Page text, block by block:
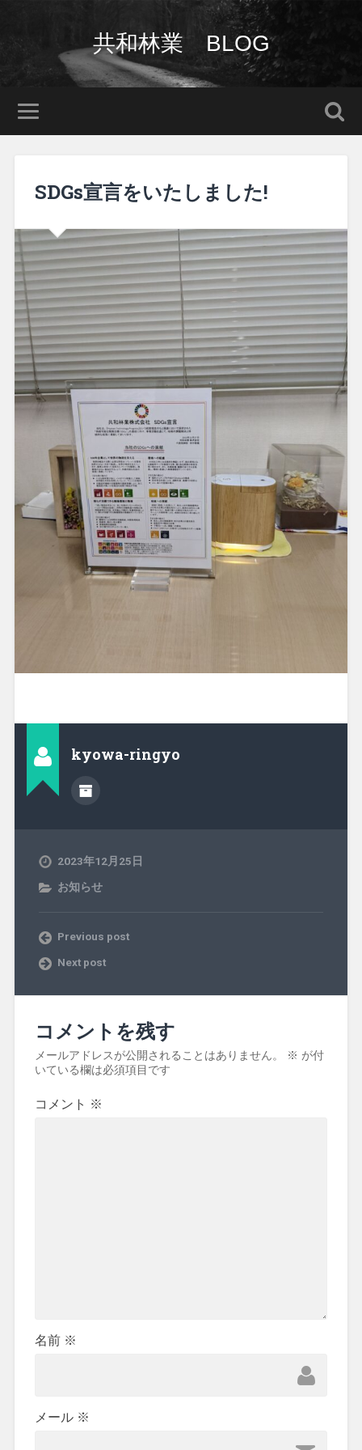
共和林業 BLOG
SDGs宣言をいたしました!
kyowa-ringyo
2023年12月25日
お知らせ
Previous post
Next post
コメントを残す
メールアドレスが公開されることはありません。 ※ が付
いている欄は必須項目です
コメント ※
名前 ※
メール ※